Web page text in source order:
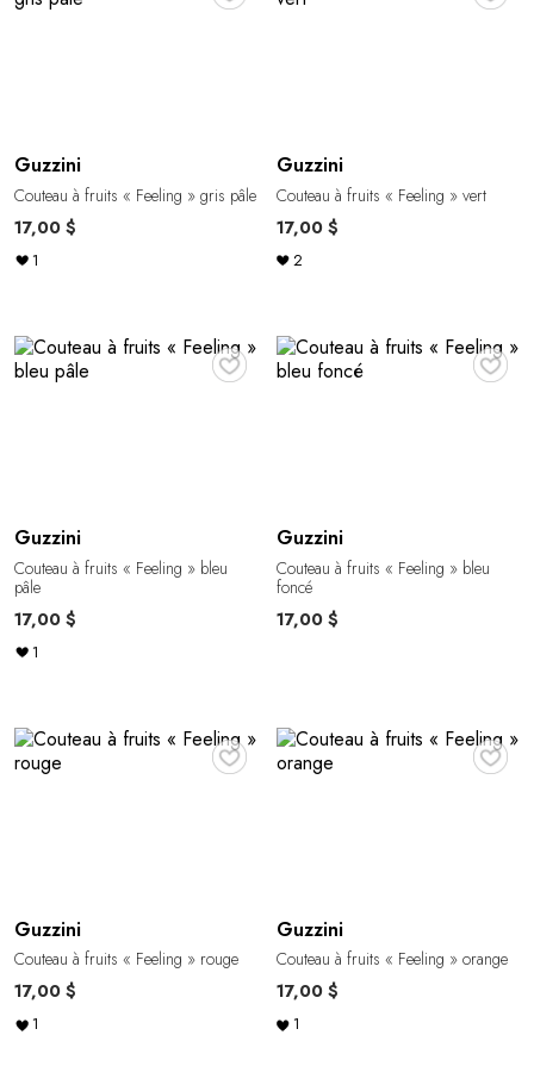
Guzzini
Couteau à fruits « Feeling » gris pâle
17,00 $
1
Guzzini
Couteau à fruits « Feeling » vert
17,00 $
2
♥
Guzzini
Couteau à fruits « Feeling » bleu
pâle
17,00 $
1
♥
Guzzini
Couteau à fruits « Feeling » bleu
foncé
17,00 $
♥
Guzzini
Couteau à fruits « Feeling » rouge
17,00 $
1
♥
Guzzini
Couteau à fruits « Feeling » orange
17,00 $
1